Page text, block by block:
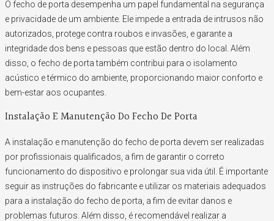
O fecho de porta desempenha um papel fundamental na segurança
e privacidade de um ambiente. Ele impede a entrada de intrusos não
autorizados, protege contra roubos e invasões, e garante a
integridade dos bens e pessoas que estão dentro do local. Além
disso, o fecho de porta também contribui para o isolamento
acústico e térmico do ambiente, proporcionando maior conforto e
bem-estar aos ocupantes.
Instalação E Manutenção Do Fecho De Porta
A instalação e manutenção do fecho de porta devem ser realizadas
por profissionais qualificados, a fim de garantir o correto
funcionamento do dispositivo e prolongar sua vida útil. É importante
seguir as instruções do fabricante e utilizar os materiais adequados
para a instalação do fecho de porta, a fim de evitar danos e
problemas futuros. Além disso, é recomendável realizar a